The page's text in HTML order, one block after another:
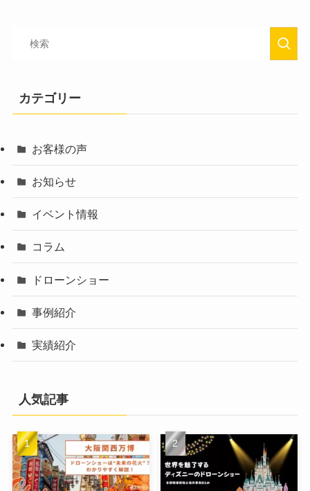
カテゴリー
お客様の声
お知らせ
イベント情報
コラム
ドローンショー
事例紹介
実績紹介
人気記事